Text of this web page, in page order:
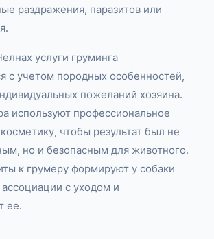
раздражения, паразитов или
услуги груминга
с учетом породных особенностей,
пожеланий хозяина.
используют профессиональное
чтобы результат был не
но и безопасным для животного.
к грумеру формируют у собаки
с уходом и
ее.